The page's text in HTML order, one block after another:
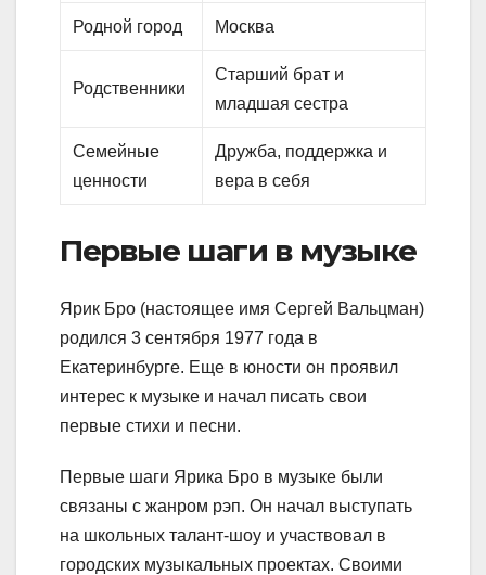
Родной город Москва
Родственники
Старший брат и
младшая сестра
Семейные
ценности
Дружба, поддержка и
вера в себя
Первые шаги в музыке
Ярик Бро (настоящее имя Сергей Вальцман)
родился 3 сентября 1977 года в
Екатеринбурге. Еще в юности он проявил
интерес к музыке и начал писать свои
первые стихи и песни.
Первые шаги Ярика Бро в музыке были
связаны с жанром рэп. Он начал выступать
на школьных талант-шоу и участвовал в
городских музыкальных проектах. Своими